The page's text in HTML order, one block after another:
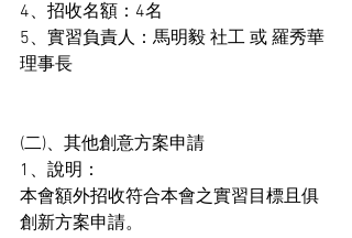
4、招收名額：4名
5、實習負責人：馬明毅 社工 或 羅秀華
理事長
(二)、其他創意方案申請
1、說明：
本會額外招收符合本會之實習目標且俱
創新方案申請。